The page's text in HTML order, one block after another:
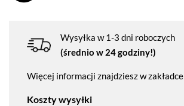
Wysyłka w 1-3 dni roboczych
(średnio w 24 godziny!)
Więcej informacji znajdziesz w zakładce
Koszty wysyłki